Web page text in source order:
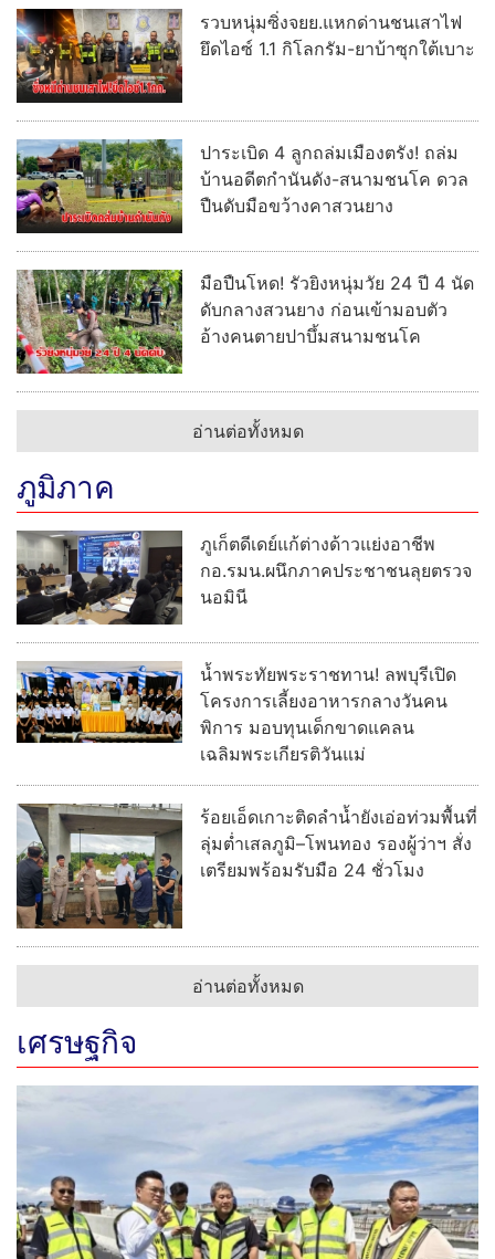
รวบหนุ่มซิ่งจยย.แหกด่านชนเสาไฟ
ยึดไอซ์ 1.1 กิโลกรัม-ยาบ้าซุกใต้เบาะ
ปาระเบิด 4 ลูกถล่มเมืองตรัง! ถล่ม
บ้านอดีตกำนันดัง-สนามชนโค ดวล
ปืนดับมือขว้างคาสวนยาง
มือปืนโหด! รัวยิงหนุ่มวัย 24 ปี 4 นัด
ดับกลางสวนยาง ก่อนเข้ามอบตัว
อ้างคนตายปาบึ้มสนามชนโค
อ่านต่อทั้งหมด
ภูมิภาค
ภูเก็ตดีเดย์แก้ต่างด้าวแย่งอาชีพ
กอ.รมน.ผนึกภาคประชาชนลุยตรวจ
นอมินี
น้ำพระทัยพระราชทาน! ลพบุรีเปิด
โครงการเลี้ยงอาหารกลางวันคน
พิการ มอบทุนเด็กขาดแคลน
เฉลิมพระเกียรติวันแม่
ร้อยเอ็ดเกาะติดลำน้ำยังเอ่อท่วมพื้นที่
ลุ่มต่ำเสลภูมิ–โพนทอง รองผู้ว่าฯ สั่ง
เตรียมพร้อมรับมือ 24 ชั่วโมง
อ่านต่อทั้งหมด
เศรษฐกิจ